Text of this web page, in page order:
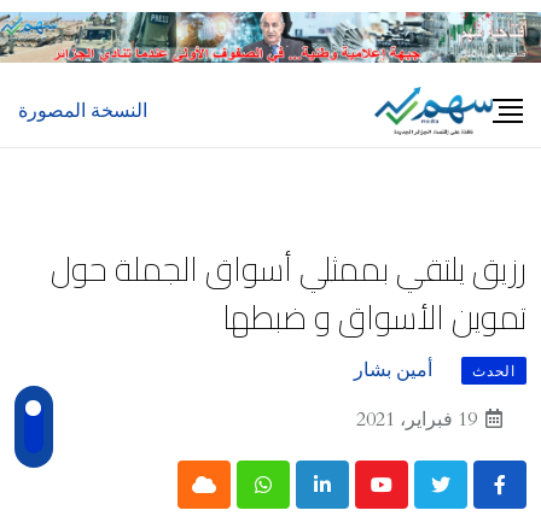
Skip
to
النسخة المصورة
رزيق يلتقي بممثلي أسواق الجملة حول
تموين الأسواق و ضبطها
الحدث
أمين بشار
19 فبراير، 2021
Youtube
LinkedIn
Whatsapp
Cloud